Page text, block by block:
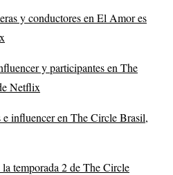
y conductores en El Amor es
y participantes en The
Netflix
e influencer en The Circle Brasil,
temporada 2 de The Circle